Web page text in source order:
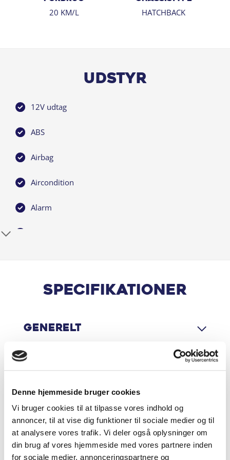
Denne hjemmeside bruger cookies
Vi bruger cookies til at tilpasse vores indhold og
annoncer, til at vise dig funktioner til sociale medier og til
at analysere vores trafik. Vi deler også oplysninger om
din brug af vores hjemmeside med vores partnere inden
for sociale medier, annonceringspartnere og
20 KM/L HATCHBACK
Udstyr
12V udtag
ABS
Airbag
Aircondition
Alarm
Bakkamera
Dæktrykssensor
Fartpilot
Fjernbetjent centrallås
Specifikationer
Generelt
Motor & Ydelse
Økonomi